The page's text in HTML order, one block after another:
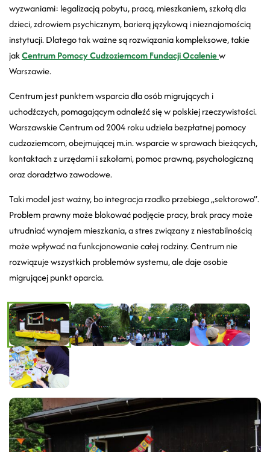
wyzwaniami: legalizacją pobytu, pracą, mieszkaniem, szkołą dla
dzieci, zdrowiem psychicznym, barierą językową i nieznajomością
instytucji. Dlatego tak ważne są rozwiązania kompleksowe, takie
jakCentrum Pomocy Cudzoziemcom Fundacji Ocaleniew
Warszawie.
Centrum jest punktem wsparcia dla osób migrujących i
uchodźczych, pomagającym odnaleźć się w polskiej rzeczywistości.
Warszawskie Centrum od 2004 roku udziela bezpłatnej pomocy
cudzoziemcom, obejmującej m.in. wsparcie w sprawach bieżących,
kontaktach z urzędami i szkołami, pomoc prawną, psychologiczną
oraz doradztwo zawodowe.
Taki model jest ważny, bo integracja rzadko przebiega „sektorowo”.
Problem prawny może blokować podjęcie pracy, brak pracy może
utrudniać wynajem mieszkania, a stres związany z niestabilnością
może wpływać na funkcjonowanie całej rodziny. Centrum nie
rozwiązuje wszystkich problemów systemu, ale daje osobie
migrującej punkt oparcia.